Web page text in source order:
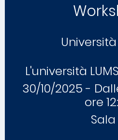
Università
L'università
30/10/2025 -
ore
Sala